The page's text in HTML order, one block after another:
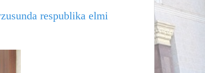
respublika elmi